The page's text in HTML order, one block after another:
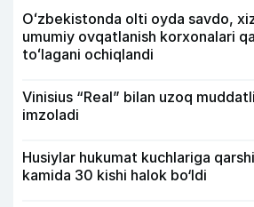
Oʻzbekistonda olti oyda savdo,
umumiy ovqatlanish korxonalari
toʻlagani ochiqlandi
Vinisius “Real” bilan uzoq
imzoladi
Husiylar hukumat kuchlariga
kamida 30 kishi halok bo‘ldi